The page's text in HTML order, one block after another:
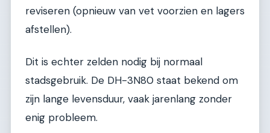
reviseren (opnieuw van vet voorzien en lagers
afstellen).
Dit is echter zelden nodig bij normaal
stadsgebruik. De DH-3N80 staat bekend om
zijn lange levensduur, vaak jarenlang zonder
enig probleem.